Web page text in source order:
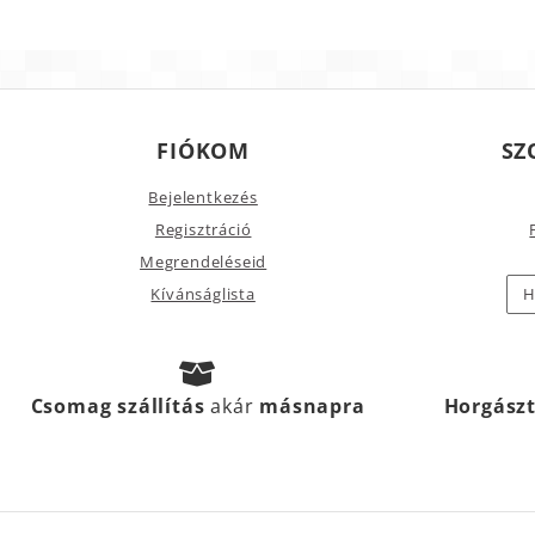
FIÓKOM
Bejelentkezés
Regisztráció
Megrendeléseid
Kívánságlista
Csomag szállításakár másnapra